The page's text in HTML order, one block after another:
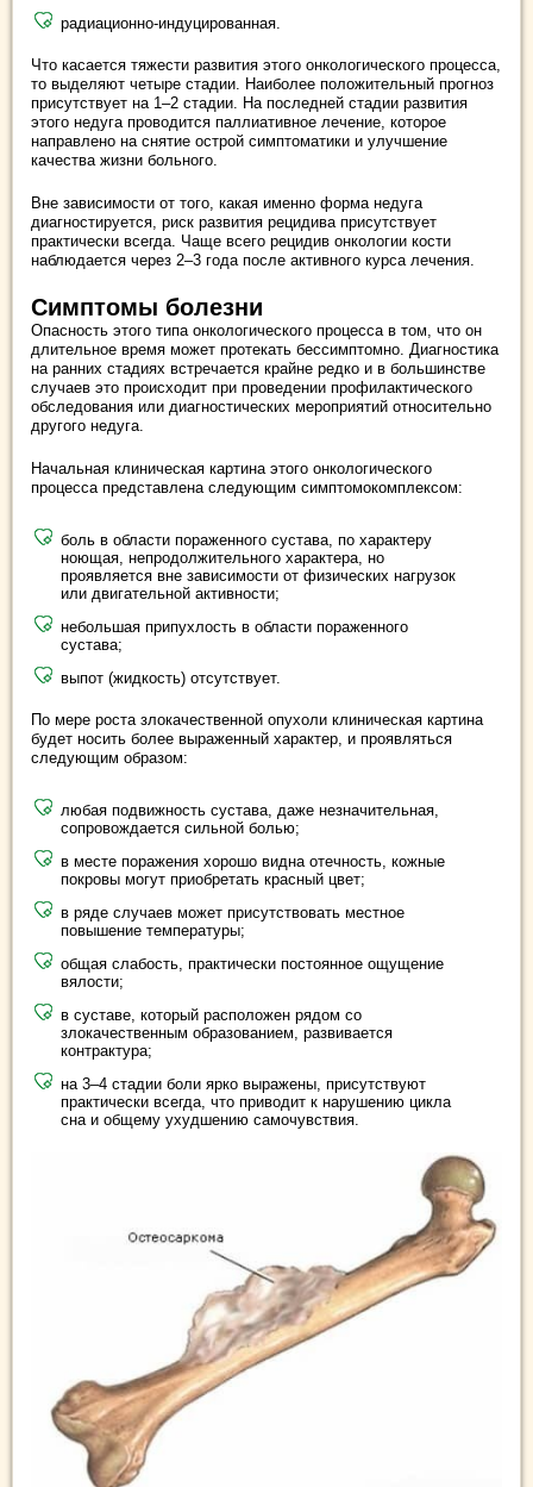
радиационно-индуцированная.
Что касается тяжести развития этого онкологического процесса,
то выделяют четыре стадии. Наиболее положительный прогноз
присутствует на 1–2 стадии. На последней стадии развития
этого недуга проводится паллиативное лечение, которое
направлено на снятие острой симптоматики и улучшение
качества жизни больного.
Вне зависимости от того, какая именно форма недуга
диагностируется, риск развития рецидива присутствует
практически всегда. Чаще всего рецидив онкологии кости
наблюдается через 2–3 года после активного курса лечения.
Симптомы болезни
Опасность этого типа онкологического процесса в том, что он
длительное время может протекать бессимптомно. Диагностика
на ранних стадиях встречается крайне редко и в большинстве
случаев это происходит при проведении профилактического
обследования или диагностических мероприятий относительно
другого недуга.
Начальная клиническая картина этого онкологического
процесса представлена следующим симптомокомплексом:
боль в области пораженного сустава, по характеру
ноющая, непродолжительного характера, но
проявляется вне зависимости от физических нагрузок
или двигательной активности;
небольшая припухлость в области пораженного
сустава;
выпот (жидкость) отсутствует.
По мере роста злокачественной опухоли клиническая картина
будет носить более выраженный характер, и проявляться
следующим образом:
любая подвижность сустава, даже незначительная,
сопровождается сильной болью;
в месте поражения хорошо видна отечность, кожные
покровы могут приобретать красный цвет;
в ряде случаев может присутствовать местное
повышение температуры;
общая слабость, практически постоянное ощущение
вялости;
в суставе, который расположен рядом со
злокачественным образованием, развивается
контрактура;
на 3–4 стадии боли ярко выражены, присутствуют
практически всегда, что приводит к нарушению цикла
сна и общему ухудшению самочувствия.